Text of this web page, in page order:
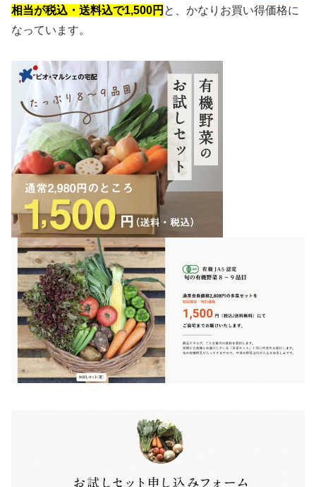
相当が税込・送料込で1,500円 と、かなりお買い得価格に
なっています。